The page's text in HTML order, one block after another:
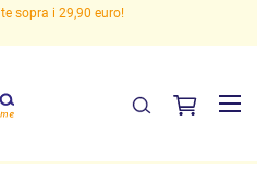
sopra i 29,90 euro!